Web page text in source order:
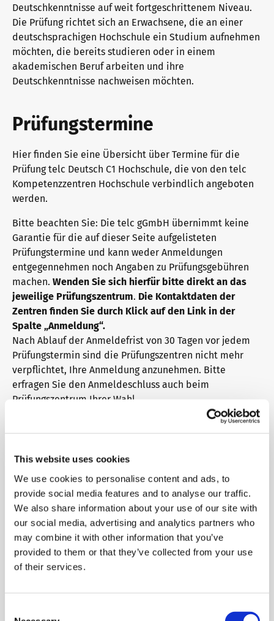
This website uses cookies
We use cookies to personalise content and ads, to
provide social media features and to analyse our traffic.
We also share information about your use of our site with
our social media, advertising and analytics partners who
may combine it with other information that you’ve
provided to them or that they’ve collected from your use
of their services.
Lehrmaterialien
Deutsch für die Integration
Allgemeinsprachliches Deutsch
Deutsch für den Beruf
Deutschlernen mit telc Lehrwerken
Deutsch für die Hochschule
Verlagsprogramm: Support & FAQ
Downloadbereich
Trainingsangebote
Fortbildungen: Unterrichten
Qualifizierungen: Prüfen und Bewerten
Angebote für Deutschlernende
Inhouse-Veranstaltungen
ZQ BSK
Qualifizierung Prüfungsverantwortung
Trainingsformate
telc Campus
DaF/DaZ Blog
Wir sind telc
Die Zukunft spricht telc
telc in der Presse
Aktuelles
Karriere
Meet telc
Newsletter
Konferenzräume in Bad Homburg
Kontakt
ShopCampus Training Community
Deutschkenntnisse auf weit fortgeschrittenem Niveau.
Die Prüfung richtet sich an Erwachsene, die an einer
deutschsprachigen Hochschule ein Studium aufnehmen
möchten, die bereits studieren oder in einem
akademischen Beruf arbeiten und ihre
Deutschkenntnisse nachweisen möchten.
Prüfungstermine
Hier finden Sie eine Übersicht über Termine für die
Prüfung telc Deutsch C1 Hochschule, die von den telc
Kompetenzzentren Hochschule verbindlich angeboten
werden.
Bitte beachten Sie: Die telc gGmbH übernimmt keine
Garantie für die auf dieser Seite aufgelisteten
Prüfungstermine und kann weder Anmeldungen
entgegennehmen noch Angaben zu Prüfungsgebühren
machen. Wenden Sie sich hierfür bitte direkt an das
jeweilige Prüfungszentrum. Die Kontaktdaten der
Zentren finden Sie durch Klick auf den Link in der
Spalte „Anmeldung“.
Nach Ablauf der Anmeldefrist von 30 Tagen vor jedem
Prüfungstermin sind die Prüfungszentren nicht mehr
verpflichtet, Ihre Anmeldung anzunehmen. Bitte
erfragen Sie den Anmeldeschluss auch beim
Prüfungszentrum Ihrer Wahl.
Datum Stadt Bundesland
28.08.2026 Aachen Nordrhein-Westfalen
25.09.2026 Aachen Nordrhein-Westfalen
30.10.2026